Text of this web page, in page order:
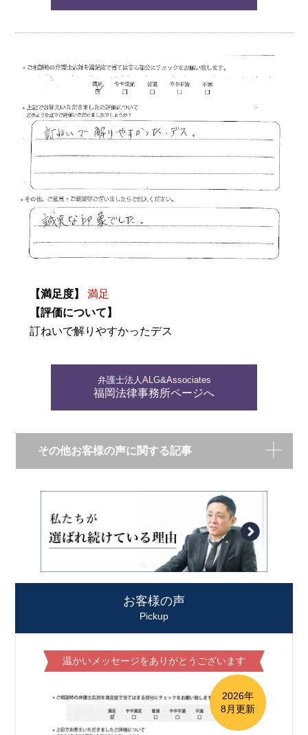
【満足度】
満足
【評価について】
訂ねいで解りやすかったデス
弁護士法人ALG&Associates
福岡法律事務所ページへ
その他お客様の声に関する記事
お客様の声
Pickup
温かいメッセージをありがとうございます
2026年
8月更新